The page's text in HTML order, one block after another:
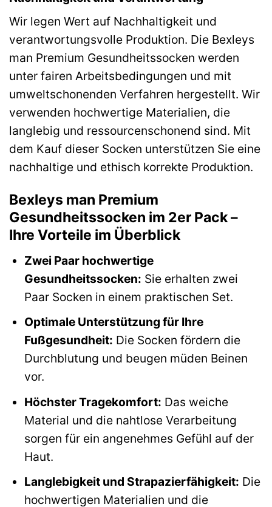
Wir legen Wert auf Nachhaltigkeit und
verantwortungsvolle Produktion. Die Bexleys
man Premium Gesundheitssocken werden
unter fairen Arbeitsbedingungen und mit
umweltschonenden Verfahren hergestellt. Wir
verwenden hochwertige Materialien, die
langlebig und ressourcenschonend sind. Mit
dem Kauf dieser Socken unterstützen Sie eine
nachhaltige und ethisch korrekte Produktion.
Bexleys man Premium
Gesundheitssocken im 2er Pack –
Ihre Vorteile im Überblick
Zwei Paar hochwertige
Gesundheitssocken: Sie erhalten zwei
Paar Socken in einem praktischen Set.
Optimale Unterstützung für Ihre
Fußgesundheit: Die Socken fördern die
Durchblutung und beugen müden Beinen
vor.
Höchster Tragekomfort: Das weiche
Material und die nahtlose Verarbeitung
sorgen für ein angenehmes Gefühl auf der
Haut.
Langlebigkeit und Strapazierfähigkeit: Die
hochwertigen Materialien und die